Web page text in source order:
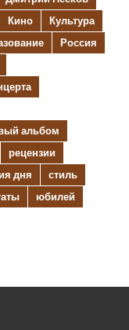
Кино
Культура
Россия
альбом
рецензии
дня
стиль
юбилей